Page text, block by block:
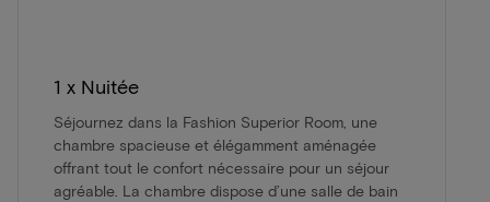
1 x Nuitée
Séjournez dans la Fashion Superior Room, une
chambre spacieuse et élégamment aménagée
offrant tout le confort nécessaire pour un séjour
agréable. La chambre dispose d’une salle de bain